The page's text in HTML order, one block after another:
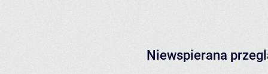
Niewspierana